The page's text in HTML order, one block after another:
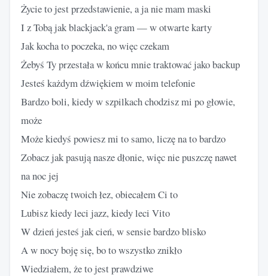
Życie to jest przedstawienie, a ja nie mam maski
I z Tobą jak blackjack'a gram — w otwarte karty
Jak kocha to poczeka, no więc czekam
Żebyś Ty przestała w końcu mnie traktować jako backup
Jesteś każdym dźwiękiem w moim telefonie
Bardzo boli, kiedy w szpilkach chodzisz mi po głowie,
może
Może kiedyś powiesz mi to samo, liczę na to bardzo
Zobacz jak pasują nasze dłonie, więc nie puszczę nawet
na noc jej
Nie zobaczę twoich łez, obiecałem Ci to
Lubisz kiedy leci jazz, kiedy leci Vito
W dzień jesteś jak cień, w sensie bardzo blisko
A w nocy boję się, bo to wszystko znikło
Wiedziałem, że to jest prawdziwe